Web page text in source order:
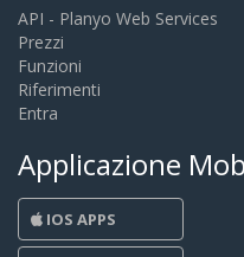
API - Planyo Web Services
Prezzi
Funzioni
Riferimenti
Entra
Applicazione
IOS APPS